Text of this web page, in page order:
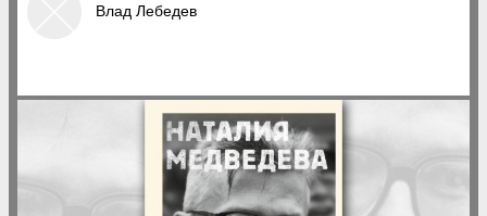
Влад Лебедев